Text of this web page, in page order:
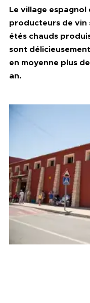
Le village
producteurs de vin
étés chauds
sont
en moyenne plus
an.